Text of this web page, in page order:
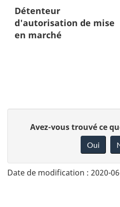
Détenteur
d'autorisation de mise
en marché
n
Avez-vous trouvé ce
Oui
Date de modification : 2020-